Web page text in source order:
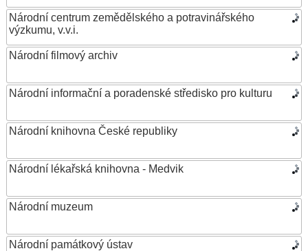
Národní centrum zemědělského a potravinářského
výzkumu, v.v.i.
Národní filmový archiv
Národní informační a poradenské středisko pro kulturu
Národní knihovna České republiky
Národní lékařská knihovna - Medvik
Národní muzeum
Národní památkový ústav